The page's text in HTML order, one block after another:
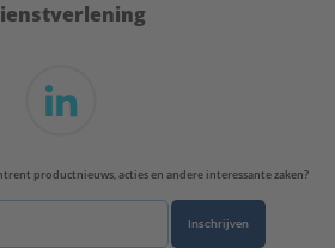
productnieuws, acties en andere interessante zaken?
Inschrijven